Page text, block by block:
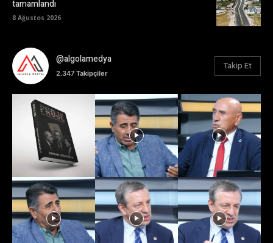
tamamlandı
8 Ağustos 2026
@algolamedya
2.347 Takipçiler
Takip Et